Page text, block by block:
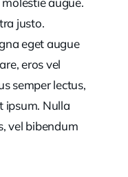
justo.
eget augue
eros vel
semper lectus,
ipsum. Nulla
vel bibendum